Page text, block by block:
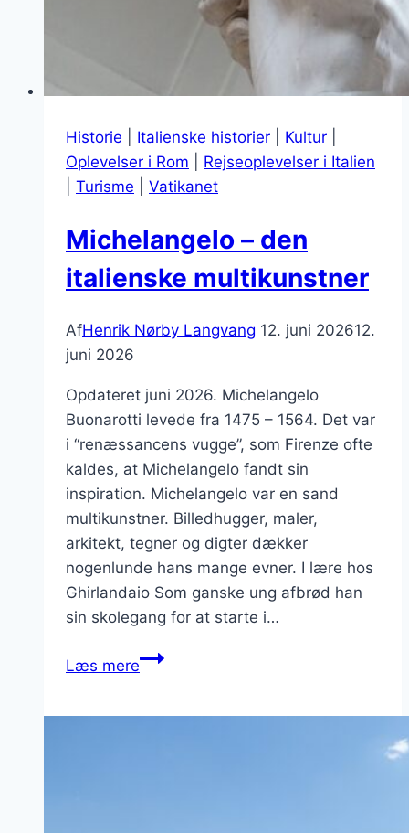
Historie Italienske historier Kultur
Oplevelser i Rom
Rejseoplevelser i Italien
Turisme Vatikanet
Michelangelo – den
italienske multikunstner
AfHenrik Nørby Langvang 12. juni 202612.
juni 2026
Opdateret juni 2026. Michelangelo
Buonarotti levede fra 1475 – 1564. Det var
i “renæssancens vugge”, som Firenze ofte
kaldes, at Michelangelo fandt sin
inspiration. Michelangelo var en sand
multikunstner. Billedhugger, maler,
arkitekt, tegner og digter dækker
nogenlunde hans mange evner. I lære hos
Ghirlandaio Som ganske ung afbrød han
sin skolegang for at starte i…
Læs mereMichelangelo